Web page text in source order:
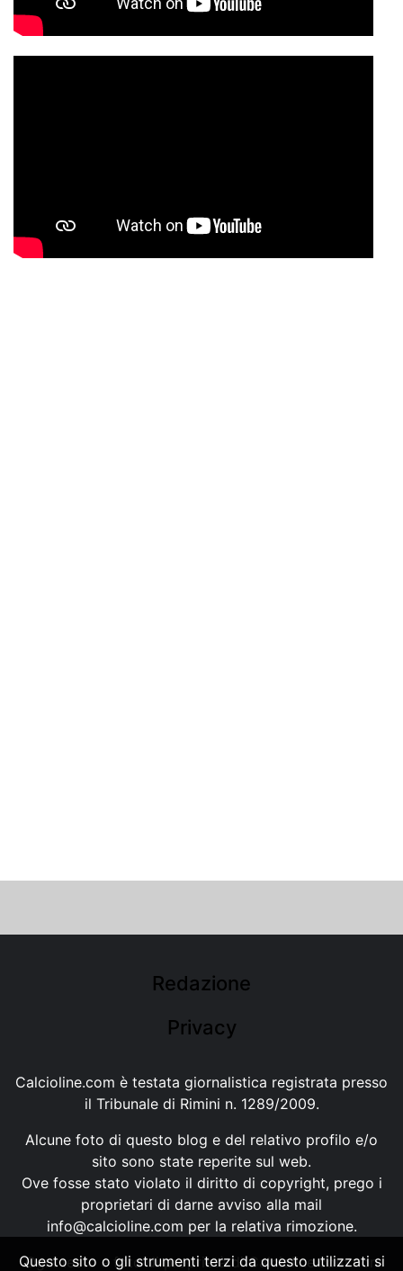
Redazione
Privacy
Calcioline.com è testata giornalistica registrata presso
il Tribunale di Rimini n. 1289/2009.
Alcune foto di questo blog e del relativo profilo e/o
sito sono state reperite sul web.
Ove fosse stato violato il diritto di copyright, prego i
proprietari di darne avviso alla mail
info@calcioline.com per la relativa rimozione.
Ogni testo e foto di proprietà di Calcioline.com non
Questo sito o gli strumenti terzi da questo utilizzati si